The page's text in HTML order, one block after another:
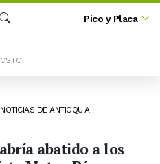
Pico y Placa
NOTICIAS DE ANTIOQUIA
abatido a los